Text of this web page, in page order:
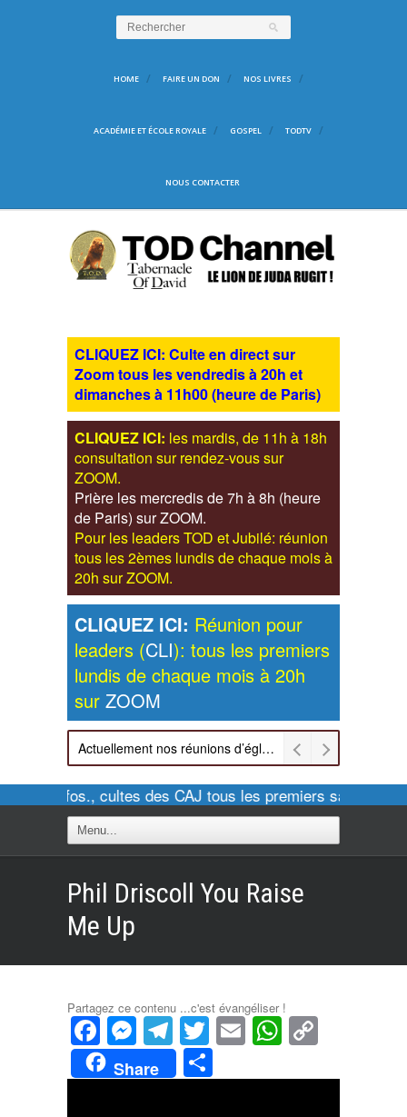
HOME FAIRE UN DON NOS LIVRES
ACADÉMIE ET ÉCOLE ROYALE GOSPEL TODTV
NOUS CONTACTER
CLIQUEZ ICI: Culte en direct sur
Zoom tous les vendredis à 20h et
dimanches à 11h00 (heure de Paris)
CLIQUEZ ICI: les mardis, de 11h à 18h
consultation sur rendez-vous sur
ZOOM.
Prière les mercredis de 7h à 8h (heure
de Paris) sur ZOOM.
Pour les leaders TOD et Jubilé: réunion
tous les 2èmes lundis de chaque mois à
20h sur ZOOM.
CLIQUEZ ICI: Réunion pour
leaders (CLI): tous les premiers
lundis de chaque mois à 20h
sur ZOOM
Actuellement nos réunions d’église sont retransmises sur ZOOM les dimanches à 11h et vendredis à 20h00
Pour infos., cultes des CAJ tous les premiers samedis
Phil Driscoll You Raise
Me Up
Partagez ce contenu ...c'est évangéliser !
Facebook
Messenger
Telegram
Twitter
Email
Share